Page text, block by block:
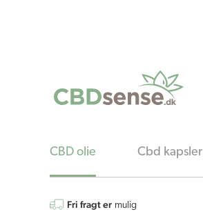
CBD olie Cbd kapsler
Fri fragt er mulig